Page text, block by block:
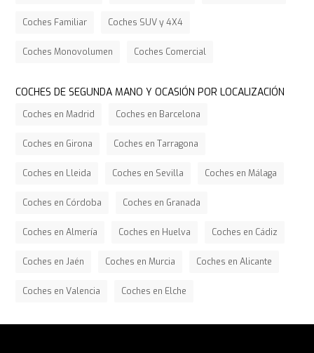
Coches Familiar Coches SUV y 4X4
Coches Monovolumen Coches Comercial
COCHES DE SEGUNDA MANO Y OCASIÓN POR LOCALIZACIÓN
Coches en Madrid Coches en Barcelona
Coches en Girona Coches en Tarragona
Coches en Lleida Coches en Sevilla Coches en Málaga
Coches en Córdoba Coches en Granada
Coches en Almería Coches en Huelva Coches en Cádiz
Coches en Jaén Coches en Murcia Coches en Alicante
Coches en Valencia Coches en Elche